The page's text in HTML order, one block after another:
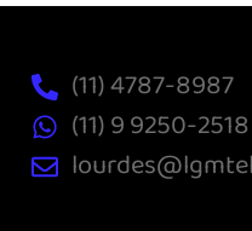
(11) 4787-8987
(11) 9 9250-2518